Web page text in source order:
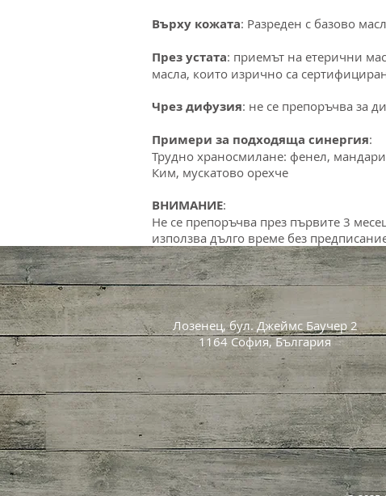
Върху кожата: Разреден с базово
През устата: приемът на етерични
масла, които изрично са
Чрез дифузия: не се препоръчва за
Примери за подходяща синергия:
Трудно храносмилане: фенел,
Ким, мускатово орехче
ВНИМАНИЕ:
Не се препоръчва през първите 3
използва дълго време без
Лозенец, бул. Джеймс Баучер 2
1164 София, България